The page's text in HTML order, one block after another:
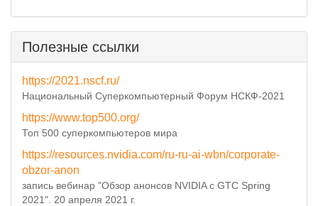
Полезные ссылки
https://2021.nscf.ru/
Национальный Суперкомпьютерный Форум НСКФ-2021
https://www.top500.org/
Топ 500 суперкомпьютеров мира
https://resources.nvidia.com/ru-ru-ai-wbn/corporate-
obzor-anon
запись вебинар "Обзор анонсов NVIDIA с GTC Spring
2021". 20 апреля 2021 г.